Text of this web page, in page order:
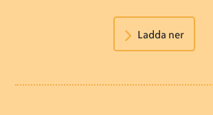
Ladda ner